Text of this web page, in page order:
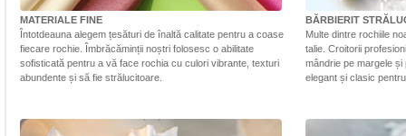
MATERIALE FINE
Întotdeauna alegem țesături de înaltă calitate pentru a coase
fiecare rochie. Îmbrăcăminții noștri folosesc o abilitate
sofisticată pentru a vă face rochia cu culori vibrante, texturi
abundente și să fie strălucitoare.
BĂRBIERIT
Multe dintre rochiile
talie. Croitorii
mândrie pe margele
elegant și clasic